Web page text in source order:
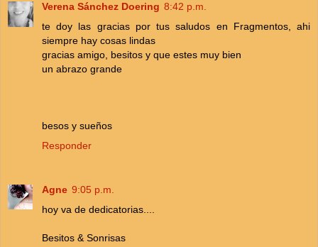
Verena Sánchez Doering 8:42 p.m.
te doy las gracias por tus saludos en Fragmentos, ahi
siempre hay cosas lindas
gracias amigo, besitos y que estes muy bien
un abrazo grande
besos y sueños
Responder
Agne 9:05 p.m.
hoy va de dedicatorias....
Besitos & Sonrisas